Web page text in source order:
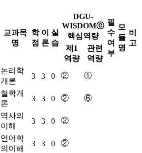
교과목
명
학
점
이
론
실
습
DGU-
WISDOMⓒ
핵심역량
필
수
여
부
모
듈
명
비
고
제1
역량
관련
역량
논리학
개론
3 3 0 ② ①
철학개
론
3 3 0 ② ⑥
역사의
이해
3 3 0 ②
언어학
의이해
3 3 0 ②